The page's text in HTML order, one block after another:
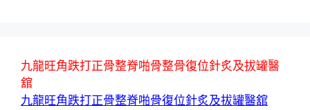
九龍旺角跌打正骨整脊啪骨整骨復位針炙及拔罐醫
舘
九龍旺角跌打正骨整脊啪骨復位針炙及拔罐醫舘